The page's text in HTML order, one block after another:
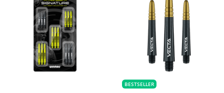
BESTSELLER